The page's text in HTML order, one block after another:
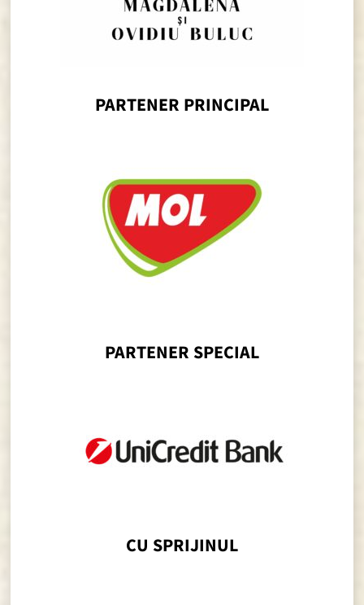
PARTENER PRINCIPAL
PARTENER SPECIAL
CU SPRIJINUL